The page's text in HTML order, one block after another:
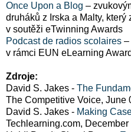
Once Upon a Blog –
druháků z Irska a Malty, který
v soutěži eTwinning Awards
Podcast de radios scolaires –
v rámci EUN eLearning
Zdroje:
David S. Jakes - The
The Competitive Voice, June
David S. Jakes - Making
Techlearning.com, December